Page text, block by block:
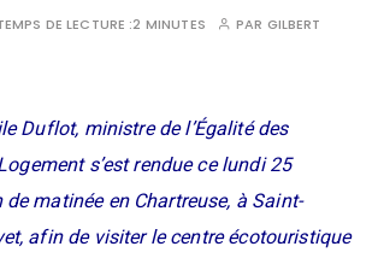
DE LECTURE :2 MINUTES PAR GILBERT
Duflot, ministre de l’Égalité des
s’est rendue ce lundi 25
matinée en Chartreuse, à Saint-
afin de visiter le centreécotouristique